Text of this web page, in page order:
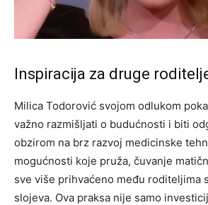
Inspiracija za druge
Milica Todorović svojom odlukom
važno razmišljati o budućnosti i biti
obzirom na brz razvoj medicinske
mogućnosti koje pruža, čuvanje
sve više prihvaćeno među roditeljima
slojeva. Ova praksa nije samo